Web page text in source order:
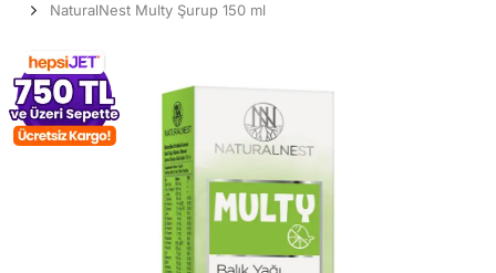
NaturalNest Multy Şurup 150 ml